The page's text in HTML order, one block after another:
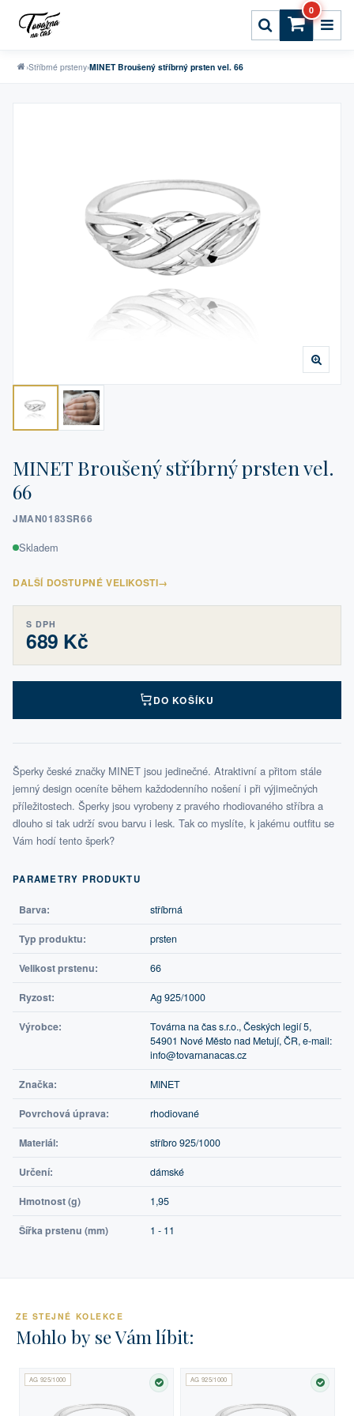
0
›Stříbrné prsteny›MINET Broušený stříbrný prsten vel. 66
MINET Broušený stříbrný prsten vel.
66
JMAN0183SR66
Skladem
DALŠÍ DOSTUPNÉ VELIKOSTI→
S DPH
689 Kč
DO KOŠÍKU
Šperky české značky MINET jsou jedinečné. Atraktivní a přitom stále
jemný design oceníte během každodenního nošení i při výjimečných
příležitostech. Šperky jsou vyrobeny z pravého rhodiovaného stříbra a
dlouho si tak udrží svou barvu i lesk. Tak co myslíte, k jakému outfitu se
Vám hodí tento šperk?
PARAMETRY PRODUKTU
Barva: stříbrná
Typ produktu: prsten
Velikost prstenu: 66
Ryzost: Ag 925/1000
Výrobce:
Továrna na čas s.r.o., Českých legií 5,
54901 Nové Město nad Metují, ČR, e-mail:
info@tovarnanacas.cz
Značka: MINET
Povrchová úprava: rhodiované
Materiál: stříbro 925/1000
Určení: dámské
Hmotnost (g) 1,95
Šířka prstenu (mm) 1 - 11
ZE STEJNÉ KOLEKCE
Mohlo by se Vám líbit:
AG 925/1000
SKLADEM
AG 925/1000